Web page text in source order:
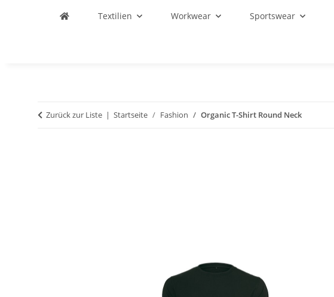
Textilien Workwear Sportswear
Zurück zur Liste Startseite Fashion Organic T-Shirt Round Neck